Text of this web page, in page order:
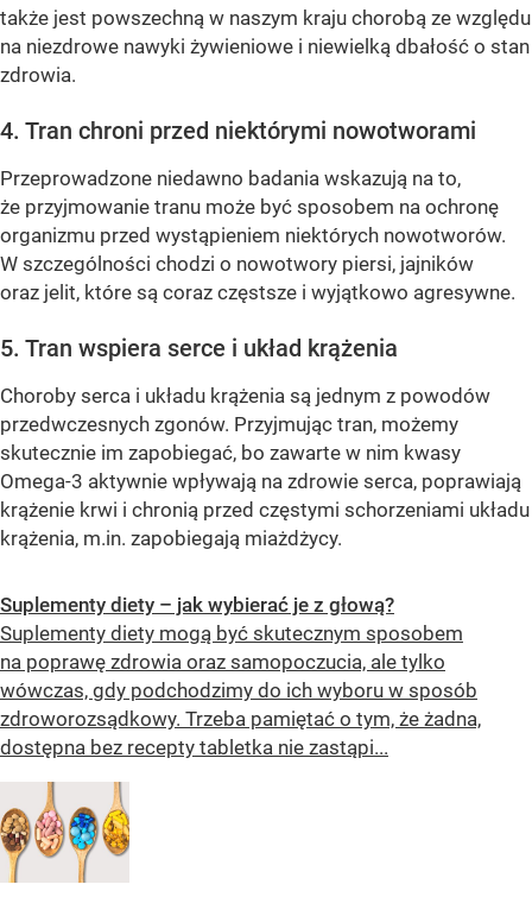
także jest powszechną w naszym kraju chorobą ze względu
na niezdrowe nawyki żywieniowe i niewielką dbałość o stan
zdrowia.
4. Tran chroni przed niektórymi nowotworami
Przeprowadzone niedawno badania wskazują na to,
że przyjmowanie tranu może być sposobem na ochronę
organizmu przed wystąpieniem niektórych nowotworów.
W szczególności chodzi o nowotwory piersi, jajników
oraz jelit, które są coraz częstsze i wyjątkowo agresywne.
5. Tran wspiera serce i układ krążenia
Choroby serca i układu krążenia są jednym z powodów
przedwczesnych zgonów. Przyjmując tran, możemy
skutecznie im zapobiegać, bo zawarte w nim kwasy
Omega-3 aktywnie wpływają na zdrowie serca, poprawiają
krążenie krwi i chronią przed częstymi schorzeniami układu
krążenia, m.in. zapobiegają miażdżycy.
Suplementy diety – jak wybierać je z głową?
Suplementy diety mogą być skutecznym sposobem
na poprawę zdrowia oraz samopoczucia, ale tylko
wówczas, gdy podchodzimy do ich wyboru w sposób
zdroworozsądkowy. Trzeba pamiętać o tym, że żadna,
dostępna bez recepty tabletka nie zastąpi...